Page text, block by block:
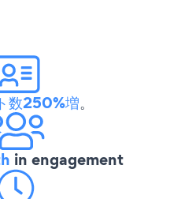
数250%増。
in engagement